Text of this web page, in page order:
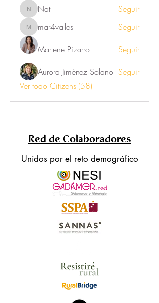
NatNat Seguir
mar4valles
mar4valles Seguir
Marlene Pizarro Seguir
Aurora Jiménez Solano Seguir
Ver todo Citizens (58)
Red de Colaboradores
Unidos por el reto demográfico